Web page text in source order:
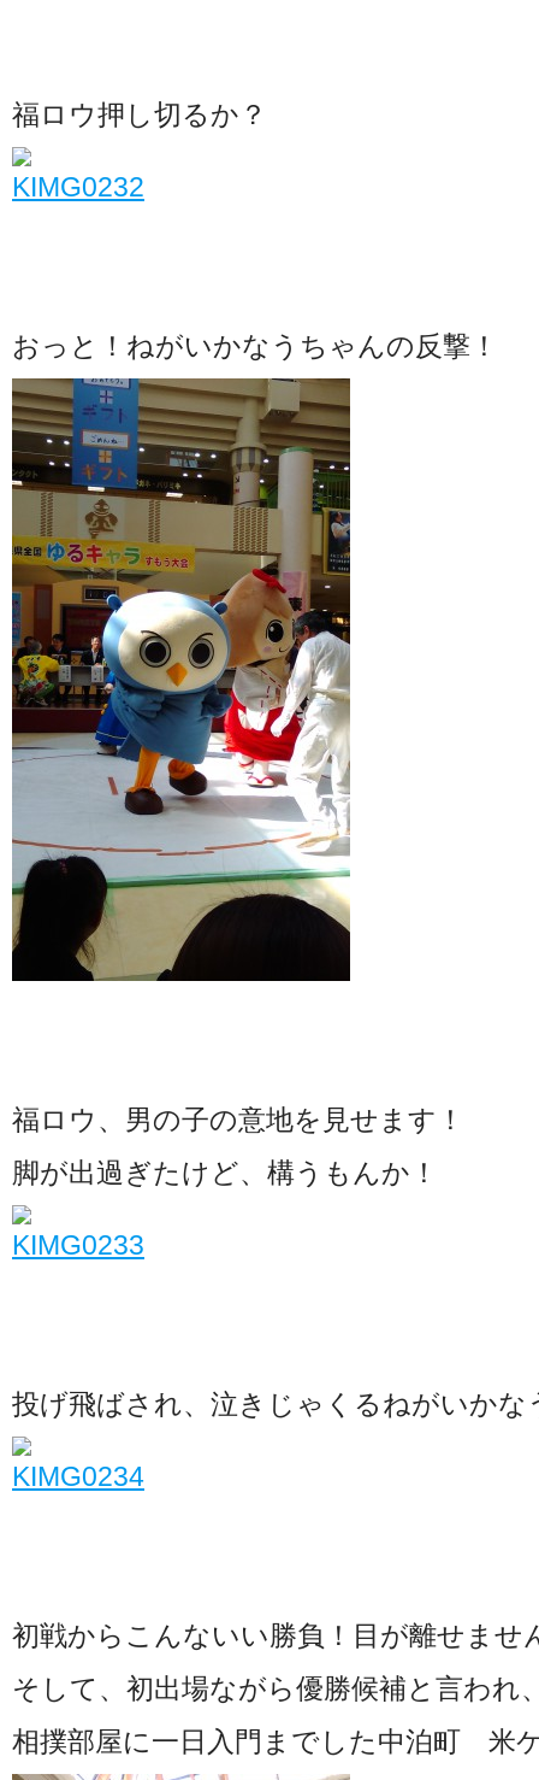
福ロウ押し切るか？
おっと！ねがいかなうちゃんの反撃！
福ロウ、男の子の意地を見せます！
脚が出過ぎたけど、構うもんか！
投げ飛ばされ、泣きじゃくるねがいかな
初戦からこんないい勝負！目が離せませ
そして、初出場ながら優勝候補と言われ
相撲部屋に一日入門までした中泊町 米